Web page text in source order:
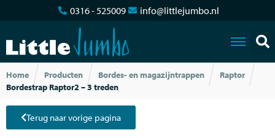
0316 - 525009 info@littlejumbo.nl
Home Producten Bordes- en magazijntrappen
Raptor
Bordestrap Raptor2 – 3 treden
Terug naar vorige pagina